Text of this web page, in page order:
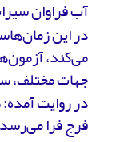
آب فراوان
در این
می‌کند،
جهات مختلف،
در روایت
فرج فرا